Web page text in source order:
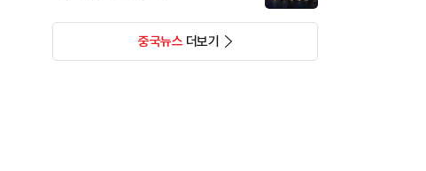
중국뉴스더보기